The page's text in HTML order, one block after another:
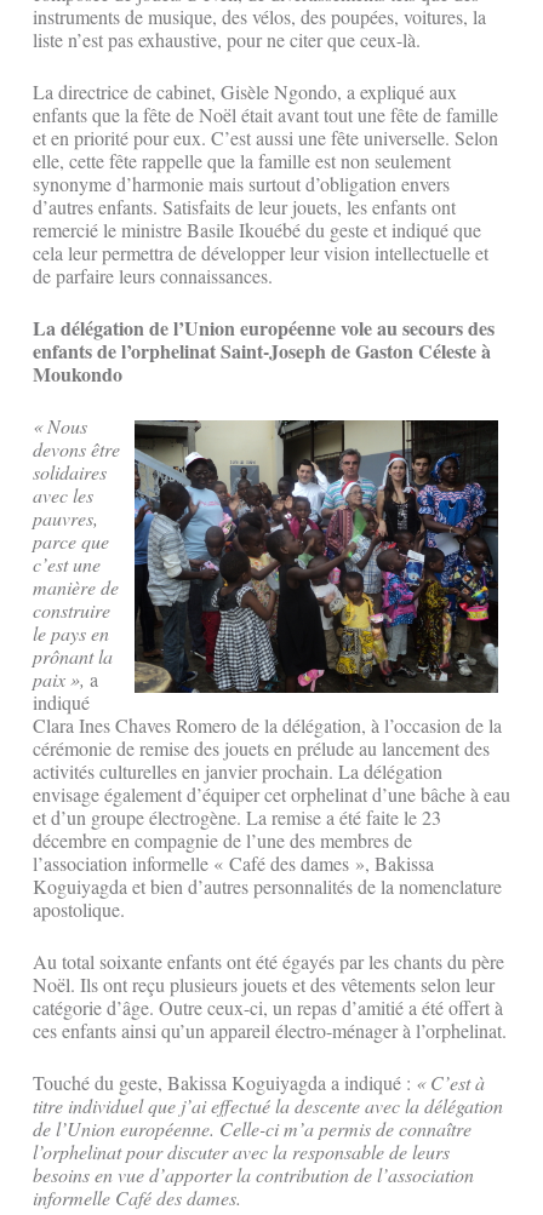
instruments de musique, des vélos, des poupées, voitures, la
liste n’est pas exhaustive, pour ne citer que ceux-là.
La directrice de cabinet, Gisèle Ngondo, a expliqué aux
enfants que la fête de Noël était avant tout une fête de famille
et en priorité pour eux. C’est aussi une fête universelle. Selon
elle, cette fête rappelle que la famille est non seulement
synonyme d’harmonie mais surtout d’obligation envers
d’autres enfants. Satisfaits de leur jouets, les enfants ont
remercié le ministre Basile Ikouébé du geste et indiqué que
cela leur permettra de développer leur vision intellectuelle et
de parfaire leurs connaissances.
La délégation de l’Union européenne vole au secours des
enfants de l’orphelinat Saint-Joseph de Gaston Céleste à
Moukondo
« Nous
devons être
solidaires
avec les
pauvres,
parce que
c’est une
manière de
construire
le pays en
prônant la
paix », a
indiqué
Clara Ines Chaves Romero de la délégation, à l’occasion de la
cérémonie de remise des jouets en prélude au lancement des
activités culturelles en janvier prochain. La délégation
envisage également d’équiper cet orphelinat d’une bâche à eau
et d’un groupe électrogène. La remise a été faite le 23
décembre en compagnie de l’une des membres de
l’association informelle « Café des dames », Bakissa
Koguiyagda et bien d’autres personnalités de la nomenclature
apostolique.
Au total soixante enfants ont été égayés par les chants du père
Noël. Ils ont reçu plusieurs jouets et des vêtements selon leur
catégorie d’âge. Outre ceux-ci, un repas d’amitié a été offert à
ces enfants ainsi qu’un appareil électro-ménager à l’orphelinat.
Touché du geste, Bakissa Koguiyagda a indiqué : « C’est à
titre individuel que j’ai effectué la descente avec la délégation
de l’Union européenne. Celle-ci m’a permis de connaître
l’orphelinat pour discuter avec la responsable de leurs
besoins en vue d’apporter la contribution de l’association
informelle Café des dames.